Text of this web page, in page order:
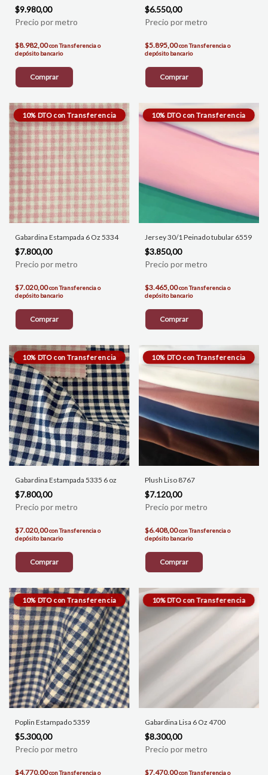
$9.980,00
$8.982,00conTransferencia o
depósito bancario
Comprar
$6.550,00
$5.895,00conTransferencia o
depósito bancario
Comprar
Gabardina Estampada 6 Oz 5334
$7.800,00
$7.020,00conTransferencia o
depósito bancario
Comprar
Jersey 30/1 Peinado tubular 6559
$3.850,00
$3.465,00conTransferencia o
depósito bancario
Comprar
Gabardina Estampada 5335 6 oz
$7.800,00
$7.020,00conTransferencia o
depósito bancario
Comprar
Plush Liso 8767
$7.120,00
$6.408,00conTransferencia o
depósito bancario
Comprar
Poplin Estampado 5359
$5.300,00
$4.770,00conTransferencia o
Gabardina Lisa 6 Oz 4700
$8.300,00
$7.470,00conTransferencia o